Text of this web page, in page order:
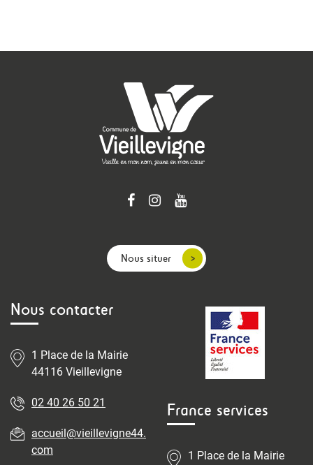
Nous situer
Nous contacter
1 Place de la Mairie
44116 Vieillevigne
02 40 26 50 21
accueil@vieillevigne44.
com
France services
1 Place de la Mairie